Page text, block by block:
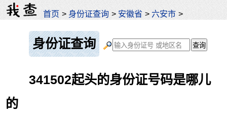
首页 > 身份证查询 > 安徽省 > 六安市 >
身份证查询
341502起头的身份证号码是哪儿
的